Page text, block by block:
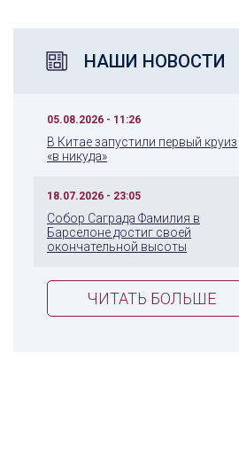
НАШИ НОВОСТИ
05.08.2026 - 11:26
В Китае запустили первый круиз
«в никуда»
18.07.2026 - 23:05
Собор Саграда Фамилия в
Барселоне достиг своей
окончательной высоты
ЧИТАТЬ БОЛЬШЕ